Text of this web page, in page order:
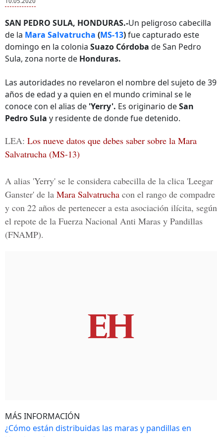
SAN PEDRO SULA, HONDURAS.-Un peligroso cabecilla
de la Mara Salvatrucha (MS-13)fue capturado este
domingo en la colonia Suazo Córdoba de San Pedro
Sula, zona norte de Honduras.
Las autoridades no revelaron el nombre del sujeto de 39
años de edad y a quien en el mundo criminal se le
conoce con el alias de 'Yerry'. Es originario deSan
Pedro Sula y residente de donde fue detenido.
LEA: Los nueve datos que debes saber sobre la Mara
Salvatrucha (MS-13)
A alias 'Yerry' se le considera cabecilla de la clica 'Leegar
Ganster' de la Mara Salvatrucha con el rango de compadre
y con 22 años de pertenecer a esta asociación ilícita, según
el repote de la Fuerza Nacional Anti Maras y Pandillas
(FNAMP).
MÁS INFORMACIÓN
¿Cómo están distribuidas las maras y pandillas en